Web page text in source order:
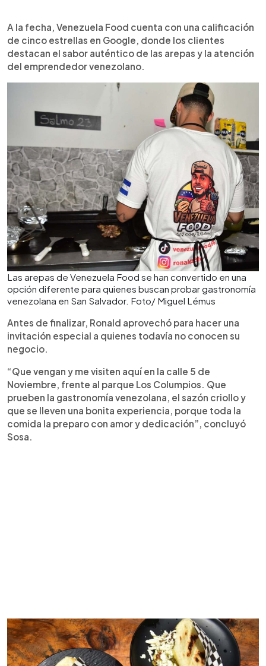
A la fecha, Venezuela Food cuenta con una calificación
de cinco estrellas en Google, donde los clientes
destacan el sabor auténtico de las arepas y la atención
del emprendedor venezolano.
Las arepas de Venezuela Food se han convertido en una
opción diferente para quienes buscan probar gastronomía
venezolana en San Salvador. Foto/ Miguel Lémus
Antes de finalizar, Ronald aprovechó para hacer una
invitación especial a quienes todavía no conocen su
negocio.
“Que vengan y me visiten aquí en la calle 5 de
Noviembre, frente al parque Los Columpios. Que
prueben la gastronomía venezolana, el sazón criollo y
que se lleven una bonita experiencia, porque toda la
comida la preparo con amor y dedicación”, concluyó
Sosa.